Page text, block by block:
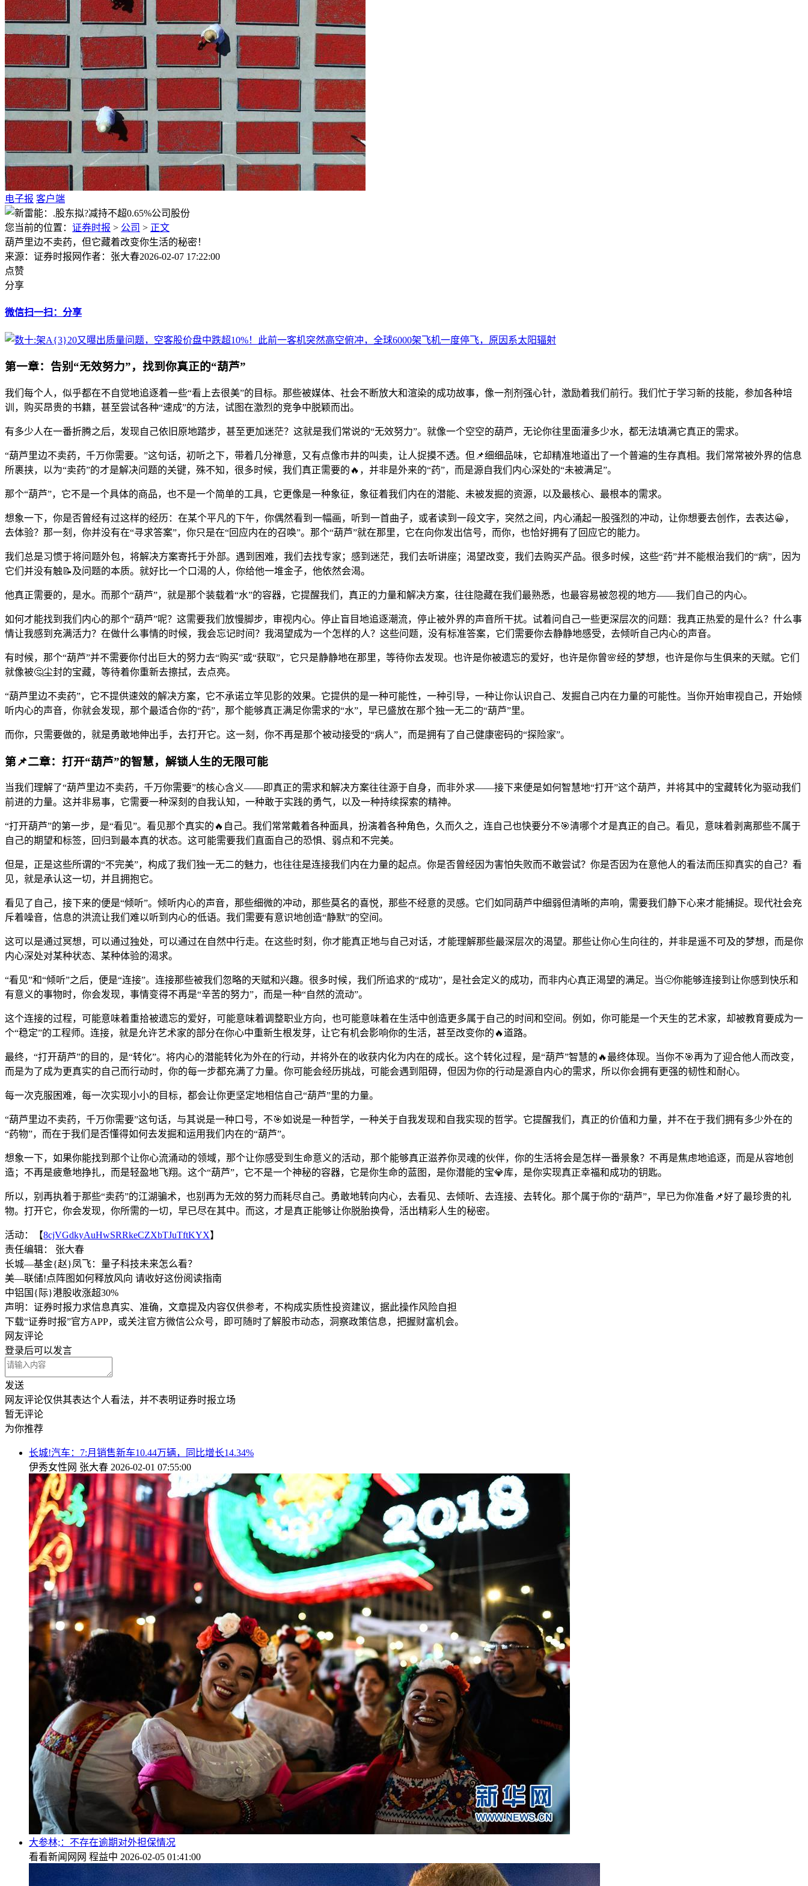
电子报 客户端
您当前的位置： 证券时报 > 公司 > 正文
葫芦里边不卖药，但它藏着改变你生活的秘密！
来源：证券时报网作者：张大春2026-02-07 17:22:00
点赞
分享
微信扫一扫：分享
第一章：告别“无效努力”，找到你真正的“葫芦”
我们每个人，似乎都在不自觉地追逐着一些“看上去很美”的目标。那些被媒体、社会不断放大和渲染的成功故事，像一剂剂强心针，激励着我们前行。我们忙于学习新的技能，参加各种培
训，购买昂贵的书籍，甚至尝试各种“速成”的方法，试图在激烈的竞争中脱颖而出。
有多少人在一番折腾之后，发现自己依旧原地踏步，甚至更加迷茫？这就是我们常说的“无效努力”。就像一个空空的葫芦，无论你往里面灌多少水，都无法填满它真正的需求。
“葫芦里边不卖药，千万你需要。”这句话，初听之下，带着几分禅意，又有点像市井的叫卖，让人捉摸不透。但📌细细品味，它却精准地道出了一个普遍的生存真相。我们常常被外界的信息
所裹挟，以为“卖药”的才是解决问题的关键，殊不知，很多时候，我们真正需要的🔥，并非是外来的“药”，而是源自我们内心深处的“未被满足”。
那个“葫芦”，它不是一个具体的商品，也不是一个简单的工具，它更像是一种象征，象征着我们内在的潜能、未被发掘的资源，以及最核心、最根本的需求。
想象一下，你是否曾经有过这样的经历：在某个平凡的下午，你偶然看到一幅画，听到一首曲子，或者读到一段文字，突然之间，内心涌起一股强烈的冲动，让你想要去创作，去表达😀，
去体验？那一刻，你并没有在“寻求答案”，你只是在“回应内在的召唤”。那个“葫芦”就在那里，它在向你发出信号，而你，也恰好拥有了回应它的能力。
我们总是习惯于将问题外包，将解决方案寄托于外部。遇到困难，我们去找专家；感到迷茫，我们去听讲座；渴望改变，我们去购买产品。很多时候，这些“药”并不能根治我们的“病”，因为
它们并没有触📝及问题的本质。就好比一个口渴的人，你给他一堆金子，他依然会渴。
他真正需要的，是水。而那个“葫芦”，就是那个装载着“水”的容器，它提醒我们，真正的力量和解决方案，往往隐藏在我们最熟悉，也最容易被忽视的地方——我们自己的内心。
如何才能找到我们内心的那个“葫芦”呢？这需要我们放慢脚步，审视内心。停止盲目地追逐潮流，停止被外界的声音所干扰。试着问自己一些更深层次的问题：我真正热爱的是什么？什么事
情让我感到充满活力？在做什么事情的时候，我会忘记时间？我渴望成为一个怎样的人？这些问题，没有标准答案，它们需要你去静静地感受，去倾听自己内心的声音。
有时候，那个“葫芦”并不需要你付出巨大的努力去“购买”或“获取”，它只是静静地在那里，等待你去发现。也许是你被遗忘的爱好，也许是你曾🌸经的梦想，也许是你与生俱来的天赋。它们
就像被🤔尘封的宝藏，等待着你重新去擦拭，去点亮。
“葫芦里边不卖药”，它不提供速效的解决方案，它不承诺立竿见影的效果。它提供的是一种可能性，一种引导，一种让你认识自己、发掘自己内在力量的可能性。当你开始审视自己，开始倾
听内心的声音，你就会发现，那个最适合你的“药”，那个能够真正满足你需求的“水”，早已盛放在那个独一无二的“葫芦”里。
而你，只需要做的，就是勇敢地伸出手，去打开它。这一刻，你不再是那个被动接受的“病人”，而是拥有了自己健康密码的“探险家”。
第📌二章：打开“葫芦”的智慧，解锁人生的无限可能
当我们理解了“葫芦里边不卖药，千万你需要”的核心含义——即真正的需求和解决方案往往源于自身，而非外求——接下来便是如何智慧地“打开”这个葫芦，并将其中的宝藏转化为驱动我们
前进的力量。这并非易事，它需要一种深刻的自我认知，一种敢于实践的勇气，以及一种持续探索的精神。
“打开葫芦”的第一步，是“看见”。看见那个真实的🔥自己。我们常常戴着各种面具，扮演着各种角色，久而久之，连自己也快要分不🎯清哪个才是真正的自己。看见，意味着剥离那些不属于
自己的期望和标签，回归到最本真的状态。这可能需要我们直面自己的恐惧、弱点和不完美。
但是，正是这些所谓的“不完美”，构成了我们独一无二的魅力，也往往是连接我们内在力量的起点。你是否曾经因为害怕失败而不敢尝试？你是否因为在意他人的看法而压抑真实的自己？看
见，就是承认这一切，并且拥抱它。
看见了自己，接下来的便是“倾听”。倾听内心的声音，那些细微的冲动，那些莫名的喜悦，那些不经意的灵感。它们如同葫芦中细弱但清晰的声响，需要我们静下心来才能捕捉。现代社会充
斥着噪音，信息的洪流让我们难以听到内心的低语。我们需要有意识地创造“静默”的空间。
这可以是通过冥想，可以通过独处，可以通过在自然中行走。在这些时刻，你才能真正地与自己对话，才能理解那些最深层次的渴望。那些让你心生向往的，并非是遥不可及的梦想，而是你
内心深处对某种状态、某种体验的渴求。
“看见”和“倾听”之后，便是“连接”。连接那些被我们忽略的天赋和兴趣。很多时候，我们所追求的“成功”，是社会定义的成功，而非内心真正渴望的满足。当🙂你能够连接到让你感到快乐和
有意义的事物时，你会发现，事情变得不再是“辛苦的努力”，而是一种“自然的流动”。
这个连接的过程，可能意味着重拾被遗忘的爱好，可能意味着调整职业方向，也可能意味着在生活中创造更多属于自己的时间和空间。例如，你可能是一个天生的艺术家，却被教育要成为一
个“稳定”的工程师。连接，就是允许艺术家的部分在你心中重新生根发芽，让它有机会影响你的生活，甚至改变你的🔥道路。
最终，“打开葫芦”的目的，是“转化”。将内心的潜能转化为外在的行动，并将外在的收获内化为内在的成长。这个转化过程，是“葫芦”智慧的🔥最终体现。当你不🎯再为了迎合他人而改变，
而是为了成为更真实的自己而行动时，你的每一步都充满了力量。你可能会经历挑战，可能会遇到阻碍，但因为你的行动是源自内心的需求，所以你会拥有更强的韧性和耐心。
每一次克服困难，每一次实现小小的目标，都会让你更坚定地相信自己“葫芦”里的力量。
“葫芦里边不卖药，千万你需要”这句话，与其说是一种口号，不🎯如说是一种哲学，一种关于自我发现和自我实现的哲学。它提醒我们，真正的价值和力量，并不在于我们拥有多少外在的
“药物”，而在于我们是否懂得如何去发掘和运用我们内在的“葫芦”。
想象一下，如果你能找到那个让你心流涌动的领域，那个让你感受到生命意义的活动，那个能够真正滋养你灵魂的伙伴，你的生活将会是怎样一番景象？不再是焦虑地追逐，而是从容地创
造；不再是疲惫地挣扎，而是轻盈地飞翔。这个“葫芦”，它不是一个神秘的容器，它是你生命的蓝图，是你潜能的宝💎库，是你实现真正幸福和成功的钥匙。
所以，别再执着于那些“卖药”的江湖骗术，也别再为无效的努力而耗尽自己。勇敢地转向内心，去看见、去倾听、去连接、去转化。那个属于你的“葫芦”，早已为你准备📌好了最珍贵的礼
物。打开它，你会发现，你所需的一切，早已尽在其中。而这，才是真正能够让你脱胎换骨，活出精彩人生的秘密。
活动：【8cjVGdkyAuHwSRRkeCZXbTJuTftKYX】
责任编辑： 张大春
长城—基金{赵}凤飞：量子科技未来怎么看？
美—联储!点阵图如何释放风向 请收好这份阅读指南
中铝国{际}港股收涨超30%
声明：证券时报力求信息真实、准确，文章提及内容仅供参考，不构成实质性投资建议，据此操作风险自担
下载“证券时报”官方APP，或关注官方微信公众号，即可随时了解股市动态，洞察政策信息，把握财富机会。
网友评论
登录后可以发言
发送
网友评论仅供其表达个人看法，并不表明证券时报立场
暂无评论
为你推荐
长城!汽车：7:月销售新车10.44万辆，同比增长14.34%
伊秀女性网 张大春 2026-02-01 07:55:00
大参林;：不存在逾期对外担保情况
看看新闻网网 程益中 2026-02-05 01:41:00